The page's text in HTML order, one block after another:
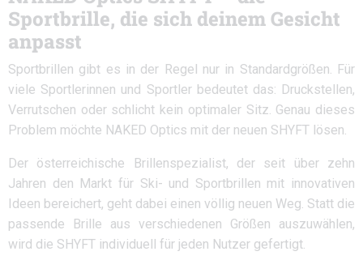
Sportbrille, die sich deinem Gesicht
anpasst
Sportbrillen gibt es in der Regel nur in Standardgrößen. Für
viele Sportlerinnen und Sportler bedeutet das: Druckstellen,
Verrutschen oder schlicht kein optimaler Sitz. Genau dieses
Problem möchte NAKED Optics mit der neuen SHYFT lösen.
Der österreichische Brillenspezialist, der seit über zehn
Jahren den Markt für Ski- und Sportbrillen mit innovativen
Ideen bereichert, geht dabei einen völlig neuen Weg. Statt die
passende Brille aus verschiedenen Größen auszuwählen,
wird die SHYFT individuell für jeden Nutzer gefertigt.